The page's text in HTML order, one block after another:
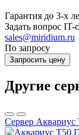
Гарантия до 3-х
Задать вопрос IT-
sales@miridium.ru
По запросу
Запросить цену
Другие
Сервер Аквариус